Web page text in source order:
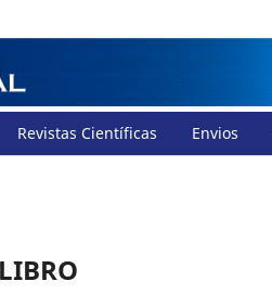
Revistas Científicas Envios